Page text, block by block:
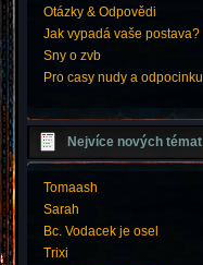
Otázky & Odpovědi
Jak vypadá vaše postava?
Sny o zvb
Pro casy nudy a odpocinku
Nejvíce nových témat
Tomaash
Sarah
Bc. Vodacek je osel
Trixi